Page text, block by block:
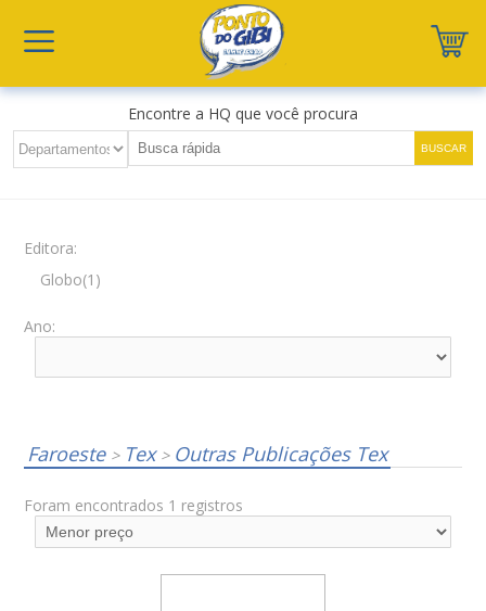
Encontre a HQ que você procura
Editora:
Globo(1)
Ano:
Faroeste > Tex > Outras Publicações Tex
Foram encontrados 1 registros